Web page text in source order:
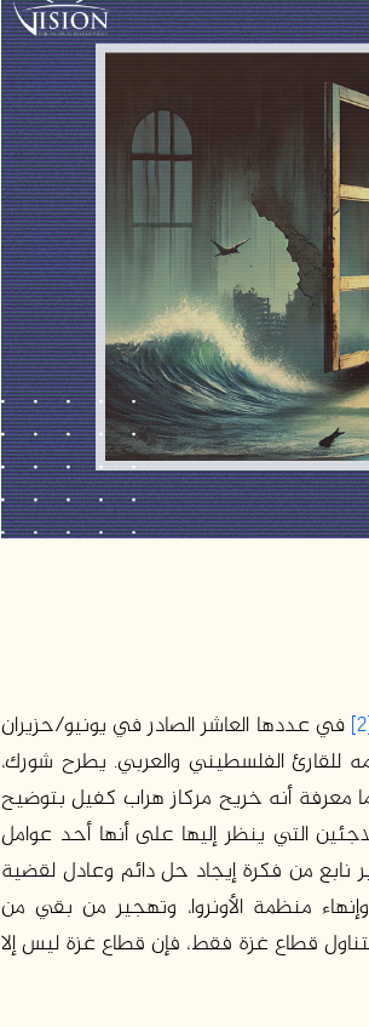
في عددها العاشر الصادر في يونيو/حزيران
للقارئ الفلسطيني والعربي. يطرح شورك،
معرفة أنه خريح مركاز هراب كفيل بتوضيح
التي ينظر إليها على أنها أحد عوامل
نابع من فكرة إيجاد حل دائم وعادل لقضية
منظمة الأونروا، وتهجير من بقي من
قطاع غزة فقط، فإن قطاع غزة ليس إلا